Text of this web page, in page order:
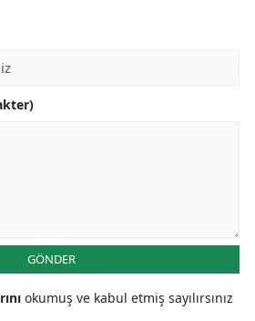
GÖNDER
okumuş ve kabul etmiş sayılırsınız